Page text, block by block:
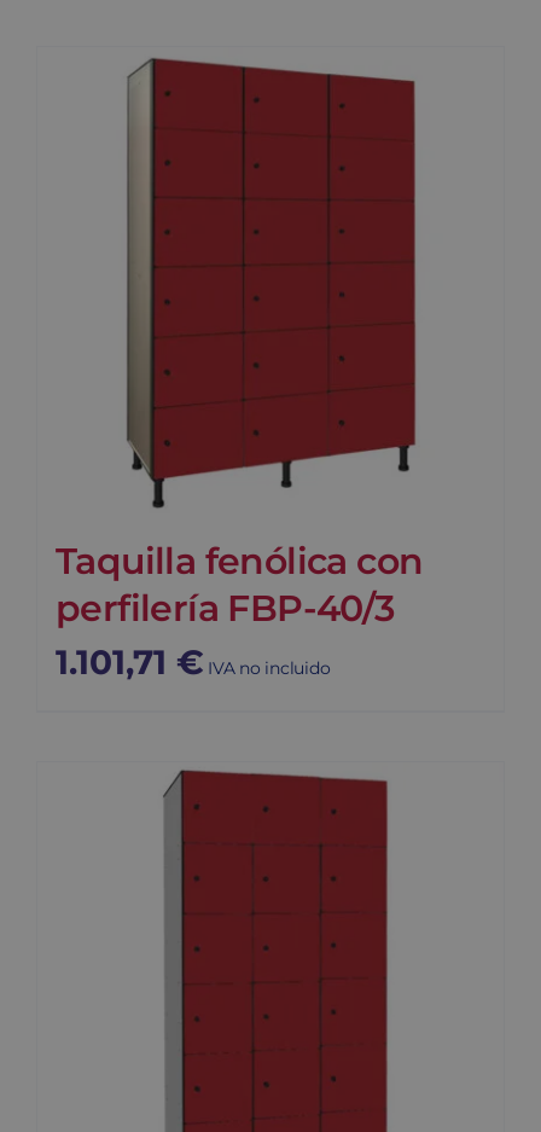
Taquilla fenólica con
perfilería FBP-40/3
1.101,71 € IVA no incluido